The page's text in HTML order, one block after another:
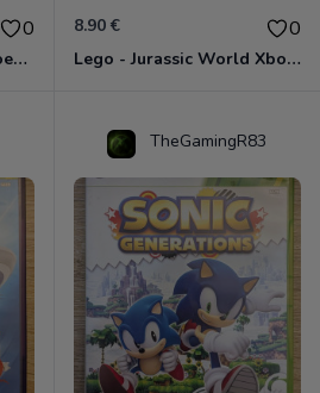
0
Lego Marvel Super Heroes Xbox 360
8.90 € 0
Lego - Jurassic World Xbox 360
TheGamingR83